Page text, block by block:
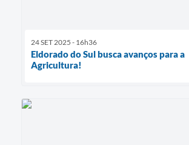
24 SET 2025 - 16h36
Eldorado do Sul busca avanços para a
Agricultura!